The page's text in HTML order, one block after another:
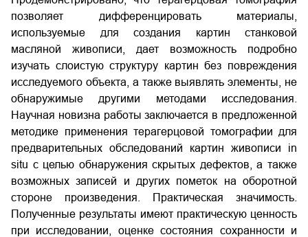
позволяет дифференцировать материалы,
используемые для создания картин станковой
масляной живописи, дает возможность подробно
изучать слоистую структуру картин без повреждения
исследуемого объекта, а также выявлять элементы, не
обнаружимые другими методами исследования.
Научная новизна работы заключается в предложенной
методике применения терагерцовой томографии для
предварительных обследований картин живописи in
situ с целью обнаружения скрытых дефектов, а также
возможных записей и других пометок на оборотной
стороне произведения. Практическая значимость.
Полученные результаты имеют практическую ценность
при исследовании, оценке состояния сохранности и